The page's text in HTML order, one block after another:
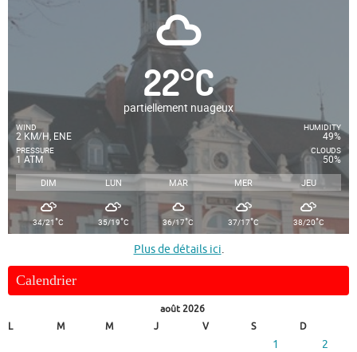
22°C
partiellement nuageux
WIND
2 KM/H, ENE
PRESSURE
1 ATM
HUMIDITY
49%
CLOUDS
50%
DIM LUN MAR MER JEU
34/21°C 35/19°C 36/17°C 37/17°C 38/20°C
Plus de détails ici.
Calendrier
août 2026
L
M M J V S D
1
2